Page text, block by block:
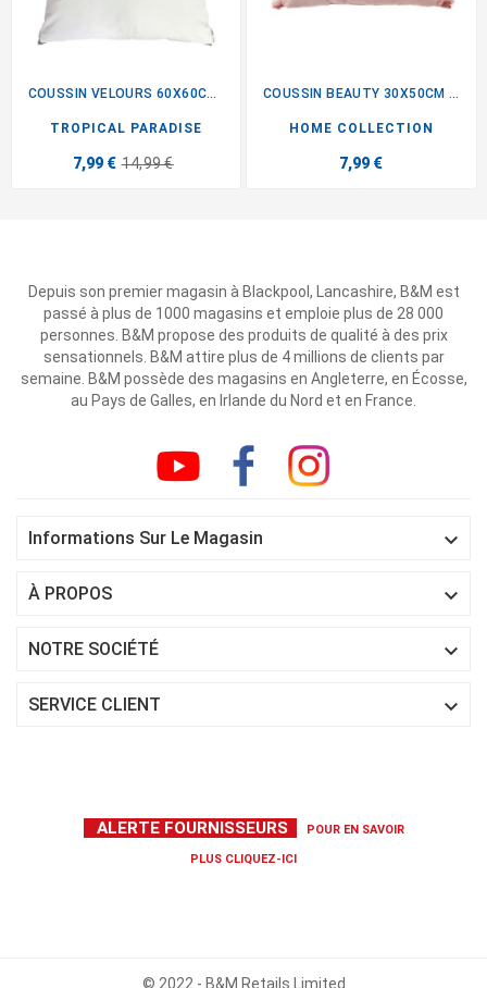
COUSSIN VELOURS 60X60CM...
TROPICAL PARADISE
7,99 € 14,99 €
COUSSIN BEAUTY 30X50CM ROSE
HOME COLLECTION
7,99 €
Depuis son premier magasin à Blackpool, Lancashire, B&M est
passé à plus de 1000 magasins et emploie plus de 28 000
personnes. B&M propose des produits de qualité à des prix
sensationnels. B&M attire plus de 4 millions de clients par
semaine. B&M possède des magasins en Angleterre, en Écosse,
au Pays de Galles, en Irlande du Nord et en France.
Informations Sur Le Magasin 
À PROPOS 
NOTRE SOCIÉTÉ 
SERVICE CLIENT 
ALERTE FOURNISSEURS POUR EN SAVOIR
PLUS CLIQUEZ-ICI
© 2022 - B&M Retails Limited